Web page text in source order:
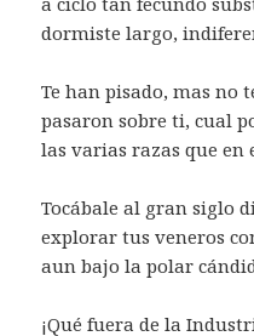
dormiste largo,
Te han pisado, mas no
pasaron sobre ti, cual
las varias razas que en
Tocábale al gran siglo
explorar tus veneros
aun bajo la polar
¡Qué fuera de la